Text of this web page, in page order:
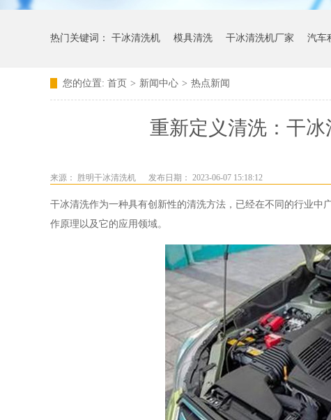
热门关键词： 干冰清洗机 模具清洗 干冰清洗机厂家 汽车
您的位置: 首页 > 新闻中心 > 热点新闻
重新定义清洗：干
来源： 胜明干冰清洗机 发布日期： 2023-06-07 15:18:12
干冰清洗作为一种具有创新性的清洗方法，已经在不同的行业
作原理以及它的应用领域。